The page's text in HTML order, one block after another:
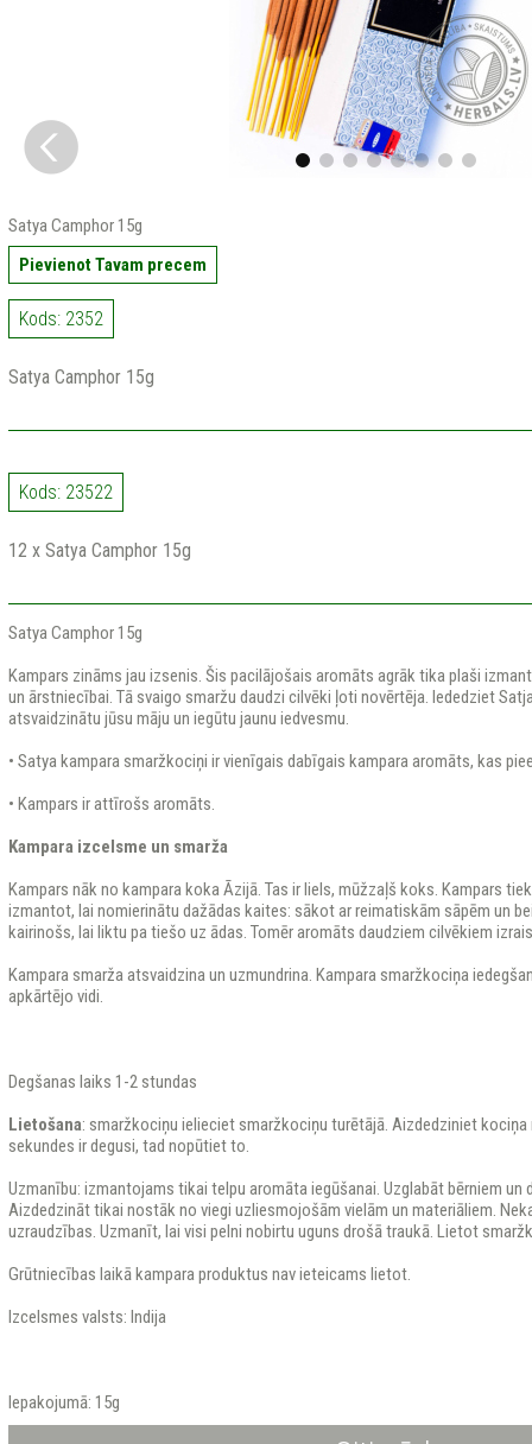
Satya Camphor 15g
Pievienot Tavam precem
Kods: 2352
Satya Camphor 15g
Kods: 23522
12 x Satya Camphor 15g
Satya Camphor 15g
Kampars zināms jau izsenis. Šis pacilājošais aromāts agrāk tika plaši
un ārstniecībai. Tā svaigo smaržu daudzi cilvēki ļoti novērtēja. Iededziet
atsvaidzinātu jūsu māju un iegūtu jaunu iedvesmu.
• Satya kampara smaržkociņi ir vienīgais dabīgais kampara aromāts, kas
• Kampars ir attīrošs aromāts.
Kampara izcelsme un smarža
Kampars nāk no kampara koka Āzijā. Tas ir liels, mūžzaļš koks. Kampars
izmantot, lai nomierinātu dažādas kaites: sākot ar reimatiskām sāpēm un
kairinošs, lai liktu pa tiešo uz ādas. Tomēr aromāts daudziem cilvēkiem
Kampara smarža atsvaidzina un uzmundrina. Kampara smaržkociņa
apkārtējo vidi.
Degšanas laiks 1-2 stundas
Lietošana: smaržkociņu ielieciet smaržkociņu turētājā. Aizdedziniet kociņa
sekundes ir degusi, tad nopūtiet to.
Uzmanību: izmantojams tikai telpu aromāta iegūšanai. Uzglabāt bērniem un
Aizdedzināt tikai nostāk no viegi uzliesmojošām vielām un materiāliem.
uzraudzības. Uzmanīt, lai visi pelni nobirtu uguns drošā traukā. Lietot
Grūtniecības laikā kampara produktus nav ieteicams lietot.
Izcelsmes valsts: Indija
Iepakojumā: 15g